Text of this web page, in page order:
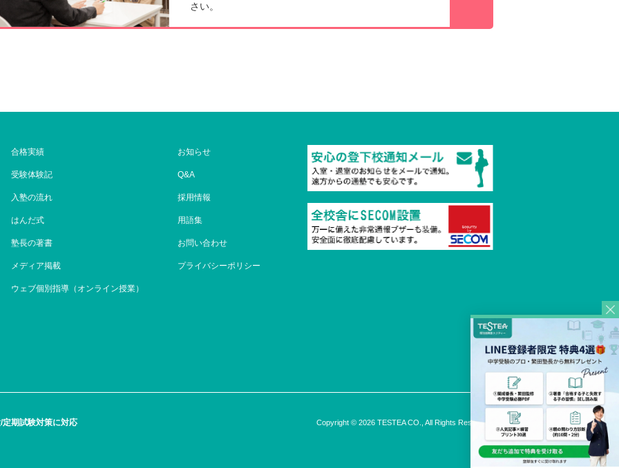
さい。
合格実績
受験体験記
入塾の流れ
はんだ式
塾長の著書
メディア掲載
ウェブ個別指導（オンライン授業）
お知らせ
Q&A
採用情報
用語集
お問い合わせ
プライバシーポリシー
期試験対策に対応 Copyright © 2026 TESTEA CO., All Rights Reserved.